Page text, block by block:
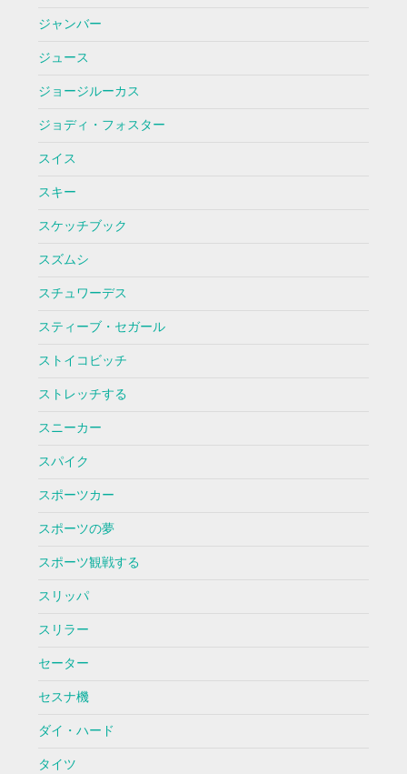
ジャンバー
ジュース
ジョージルーカス
ジョディ・フォスター
スイス
スキー
スケッチブック
スズムシ
スチュワーデス
スティーブ・セガール
ストイコビッチ
ストレッチする
スニーカー
スパイク
スポーツカー
スポーツの夢
スポーツ観戦する
スリッパ
スリラー
セーター
セスナ機
ダイ・ハード
タイツ